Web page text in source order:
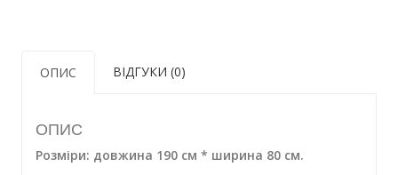
ОПИС ВІДГУКИ (0)
ОПИС
Розміри: довжина 190 см * ширина 80 см.